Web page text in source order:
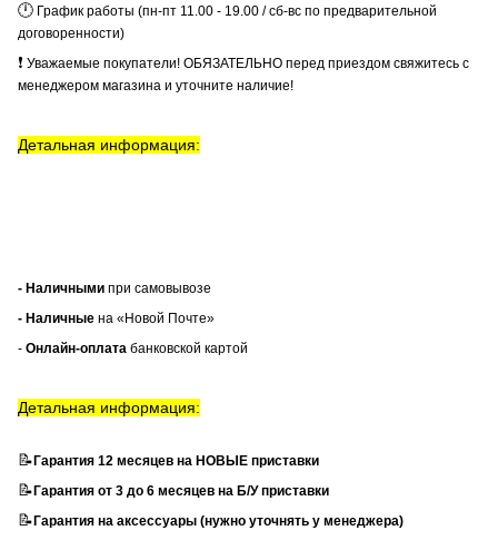
🕛 График работы (пн-пт 11.00 - 19.00 / сб-вс по предварительной
договоренности)
❗ Уважаемые покупатели! ОБЯЗАТЕЛЬНО перед приездом свяжитесь с
менеджером магазина и уточните наличие!
Детальная информация:
- Наличными при самовывозе
- Наличные на «Новой Почте»
- Онлайн-оплата банковской картой
Детальная информация:
📝Гарантия 12 месяцев на НОВЫЕ приставки
📝Гарантия от 3 до 6 месяцев на Б/У приставки
📝Гарантия на аксессуары (нужно уточнять у менеджера)